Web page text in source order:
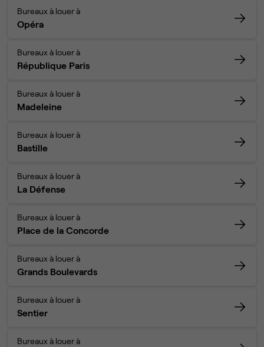
Bureaux à louer à
Opéra
Bureaux à louer à
République Paris
Bureaux à louer à
Madeleine
Bureaux à louer à
Bastille
Bureaux à louer à
La Défense
Bureaux à louer à
Place de la Concorde
Bureaux à louer à
Grands Boulevards
Bureaux à louer à
Sentier
Bureaux à louer à